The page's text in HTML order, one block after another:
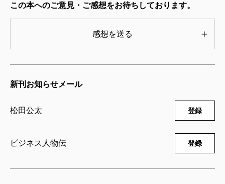
この本へのご意見・ご感想をお待ちしております。
感想を送る
新刊お知らせメール
松田公太 登録
ビジネス人物伝 登録